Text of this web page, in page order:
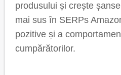
produsului și crește
mai sus în SERPs
pozitive și a
cumpărătorilor.